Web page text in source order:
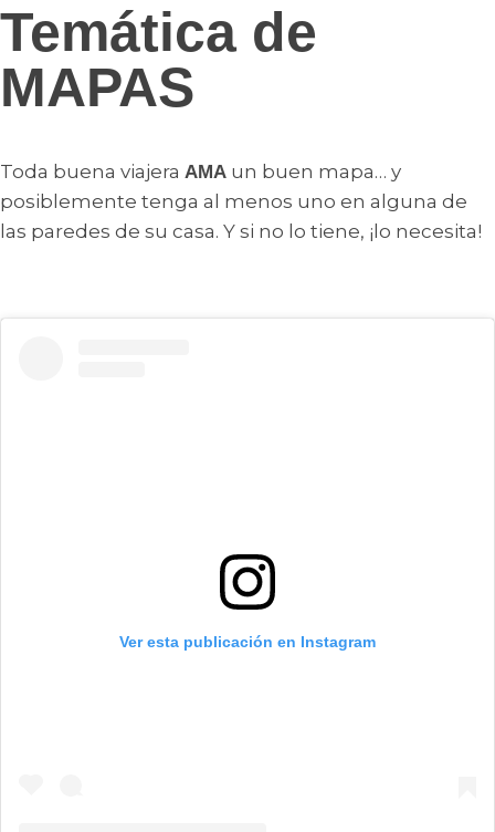
Temática de
MAPAS
Toda buena viajera AMA un buen mapa… y
posiblemente tenga al menos uno en alguna de
las paredes de su casa. Y si no lo tiene, ¡lo necesita!
Ver esta publicación en Instagram